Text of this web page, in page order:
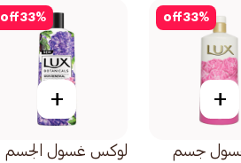
33%
off
+
جسم
33%
off
+
لوكس غسول الجسم